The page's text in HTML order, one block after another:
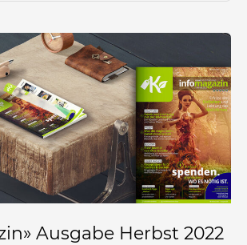
Ausgabe Herbst 2022